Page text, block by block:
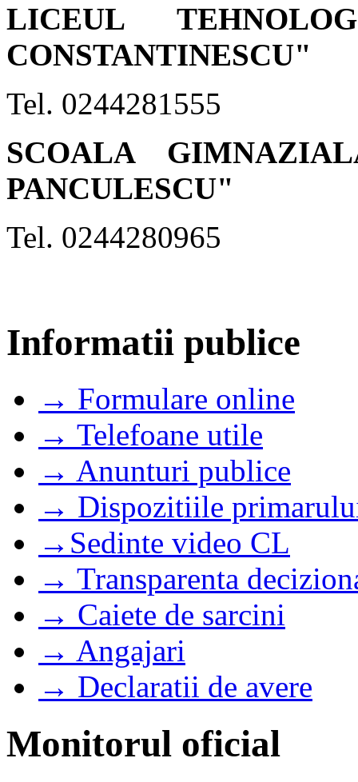
LICEUL
CONSTANTINESCU"
Tel. 0244281555
SCOALA
PANCULESCU"
Tel. 0244280965
Informatii publice
→ Formulare online
→ Telefoane utile
→ Anunturi publice
→ Dispozitiile
→Sedinte video CL
→ Transparenta
→ Caiete de sarcini
→ Angajari
→ Declaratii de avere
Monitorul oficial